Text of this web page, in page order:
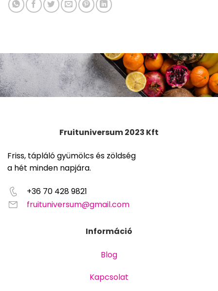
Fruituniversum 2023 Kft
Friss, tápláló gyümölcs és zöldség
a hét minden napjára.
+36 70 428 9821
fruituniversum@gmail.com
Információ
Blog
Kapcsolat